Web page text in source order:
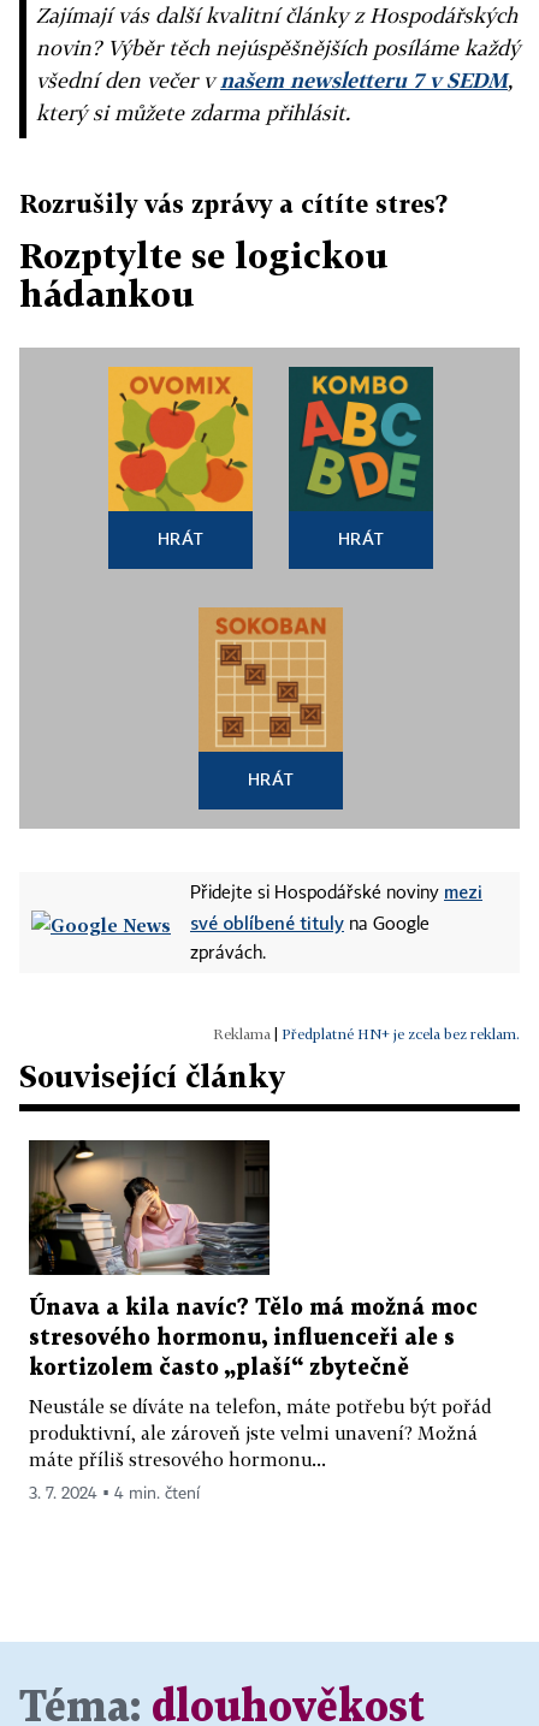
Zajímají vás další kvalitní články z Hospodářských
novin? Výběr těch nejúspěšnějších posíláme každý
všední den večer vnašem newsletteru 7 v SEDM,
který si můžete zdarma přihlásit.
Rozrušily vás zprávy a cítíte stres?
Rozptylte se logickou
hádankou
HRÁT HRÁT
HRÁT
Přidejte si Hospodářské noviny mezi
své oblíbené tituly na Google
zprávách.
| Předplatné HN+ je zcela bez reklam.
Související články
Únava a kila navíc? Tělo má možná moc
stresového hormonu, influenceři ale s
kortizolem často „plaší“ zbytečně
Neustále se díváte na telefon, máte potřebu být pořád
produktivní, ale zároveň jste velmi unavení? Možná
máte příliš stresového hormonu...
3. 7. 2024 ▪ 4 min. čtení
Téma: dlouhověkost